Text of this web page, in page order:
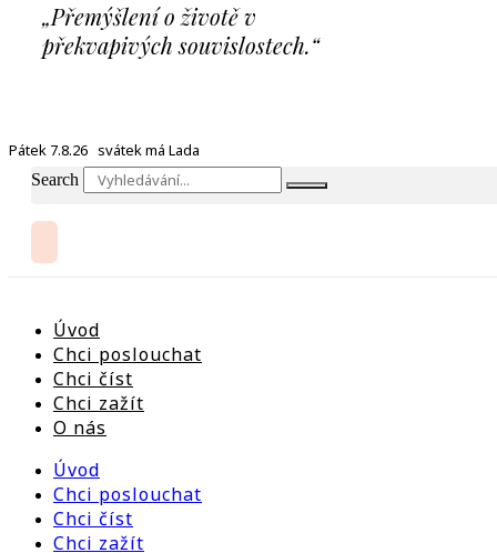
„Přemýšlení o životě v
překvapivých souvislostech.“
Pátek 7.8.26 svátek má Lada
Search
Úvod
Chci poslouchat
Chci číst
Chci zažít
O nás
Úvod
Chci poslouchat
Chci číst
Chci zažít